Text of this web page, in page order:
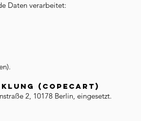
Daten verarbeitet:
(CopeCart)
2, 10178 Berlin, eingesetzt.